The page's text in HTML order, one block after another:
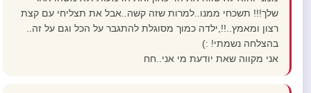
שלך!!! תשכחי ממנו..למרות שזה קשה..אבל את תצליחי עם קצת
רצון ומאמץ..!!,ילדה כמוך מסוגלת להתגבר על הכל וגם על זה..
בהצלחה נשמתי! :)
אני מקווה שאת יודעת מי אני..חח